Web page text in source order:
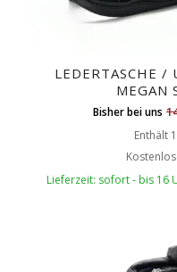
LEDERTASCHE /
MEGAN
Bisher bei uns
Enthält
Lieferzeit: sofort - bis 16